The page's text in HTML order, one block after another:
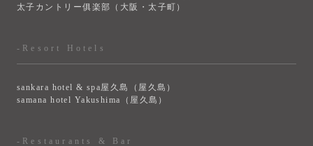
太子カントリー俱楽部（大阪・太子町）
-Resort Hotels
sankara hotel & spa屋久島（屋久島）
samana hotel Yakushima（屋久島）
-Restaurants & Bar